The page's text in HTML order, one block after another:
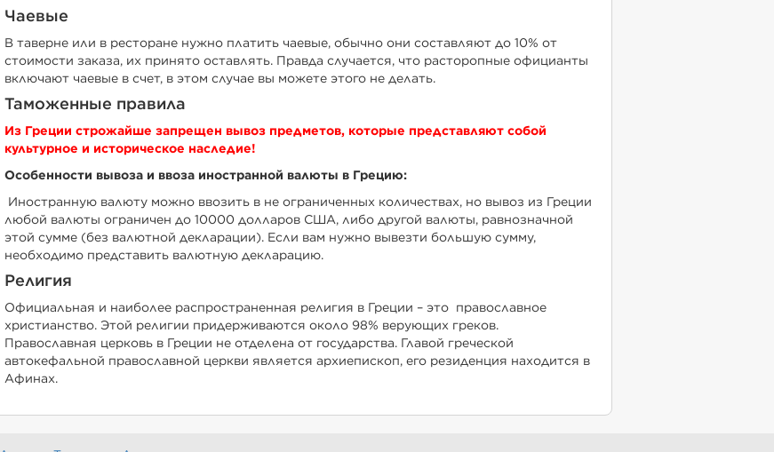
Чаевые
В таверне или в ресторане нужно платить чаевые, обычно они составляют до 10% от
стоимости заказа, их принято оставлять. Правда случается, что расторопные официанты
включают чаевые в счет, в этом случае вы можете этого не делать.
Таможенные правила
Из Греции строжайше запрещен вывоз предметов, которые представляют собой
культурное и историческое наследие!
Особенности вывоза и ввоза иностранной валюты в Грецию:
Иностранную валюту можно ввозить в не ограниченных количествах, но вывоз из Греции
любой валюты ограничен до 10000 долларов США, либо другой валюты, равнозначной
этой сумме (без валютной декларации). Если вам нужно вывезти большую сумму,
необходимо представить валютную декларацию.
Религия
Официальная и наиболее распространенная религия в Греции – это православное
христианство. Этой религии придерживаются около 98% верующих греков.
Православная церковь в Греции не отделена от государства. Главой греческой
автокефальной православной церкви является архиепископ, его резиденция находится в
Афинах.